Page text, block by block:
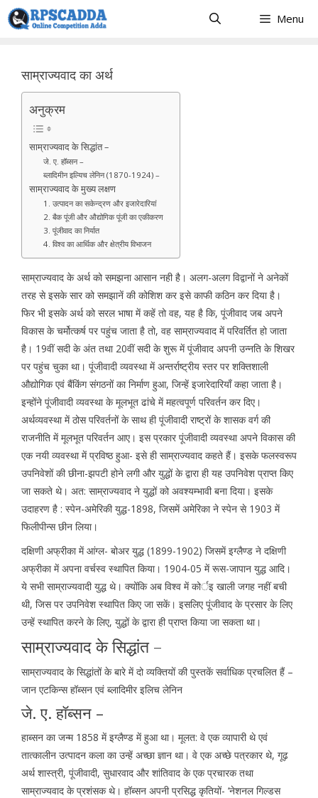
Skip
to
Menu
साम्राज्यवाद का अर्थ
अनुक्रम
साम्राज्यवाद के सिद्धांत –
जे. ए. हॉब्सन –
ब्लादिमीन इल्यिच लेनिन (1870-1924) –
साम्राज्यवाद के मुख्य लक्षण
1. उत्पादन का सकेन्द्रण और इजारेदारियां
2. बैक पूंजी और औद्योगिक पूंजी का एकीकरण
3. पूंजीवाद का निर्यात
4. विश्व का आर्थिक और क्षेत्रीय विभाजन
साम्राज्यवाद के अर्थ को समझना आसान नही है। अलग-अलग विद्वानों ने अनेकों
तरह से इसके सार को समझानें की कोशिश कर इसे काफी कठिन कर दिया है।
फिर भी इसके अर्थ को सरल भाषा में कहें तो वह, यह है कि, पूंजीवाद जब अपने
विकास के चर्मोत्कर्ष पर पहुंच जाता है तो, वह साम्राज्यवाद में परिवर्तित हो जाता
है। 19वीं सदी के अंत तथा 20वीं सदी के शुरू में पूंजीवाद अपनी उन्नति के शिखर
पर पहुंच चुका था। पूंजीवादी व्यवस्था में अन्तर्राष्ट्रीय स्तर पर शक्तिशाली
औद्योगिक एवं बैंकिंग संगठनों का निर्माण हुआ, जिन्हें इजारेदारियाँ कहा जाता है।
इन्होंने पूंजीवादी व्यवस्था के मूलभूत ढांचे में महत्वपूर्ण परिवर्तन कर दिए।
अर्थव्यवस्था में ठोस परिवर्तनों के साथ ही पूंजीवादी राष्ट्रों के शासक वर्ग की
राजनीति में मूलभूत परिवर्तन आए। इस प्रकार पूंजीवादी व्यवस्था अपने विकास की
एक नयी व्यवस्था में प्रविष्ठ हुआ- इसे ही साम्राज्यवाद कहते हैं। इसके फलस्वरूप
उपनिवेशों की छीना-झपटी होने लगी और युद्धों के द्वारा ही यह उपनिवेश प्राप्त किए
जा सकते थे। अत: साम्राज्यवाद ने युद्धों को अवश्यम्भावी बना दिया। इसके
उदाहरण है : स्पेन-अमेरिकी युद्ध-1898, जिसमें अमेरिका ने स्पेन से 1903 में
फिलीपीन्स छीन लिया।
दक्षिणी अफ्रीका में आंग्ल- बोअर युद्ध (1899-1902) जिसमें इग्लैण्ड ने दक्षिणी
अफ्रीका में अपना वर्चस्व स्थापित किया। 1904-05 में रूस-जापान युद्ध आदि।
ये सभी साम्राज्यवादी युद्ध थे। क्योंकि अब विश्व में कोर्इ खाली जगह नहीं बची
थी, जिस पर उपनिवेश स्थापित किए जा सकें। इसलिए पूंजीवाद के प्रसार के लिए
उन्हें स्थापित करने के लिए, युद्धों के द्वारा ही प्राप्त किया जा सकता था।
साम्राज्यवाद के सिद्धांत –
साम्राज्यवाद के सिद्धांतों के बारे में दो व्यक्तियों की पुस्तकें सर्वाधिक प्रचलित हैं –
जान एटकिन्स हॉब्सन एवं ब्लादिमीर इलिच लेनिन
जे. ए. हॉब्सन –
हाब्सन का जन्म 1858 में इग्लैण्ड में हुआ था। मूलत: वे एक व्यापारी थे एवं
तात्कालीन उत्पादन कला का उन्हें अच्छा ज्ञान था। वे एक अच्छे पत्रकार थे, गूढ़
अर्थ शास्त्री, पूंजीवादी, सुधारवाद और शांतिवाद के एक प्रचारक तथा
साम्राज्यवाद के प्रशंसक थे। हॉब्सन अपनी प्रसिद्ध कृतियों- ‘नेशनल गिल्डस